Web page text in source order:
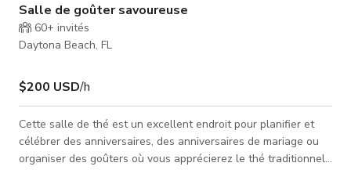
Salle de goûter savoureuse
60+ invités
Daytona Beach, FL
$200 USD/h
Cette salle de thé est un excellent endroit pour planifier et
célébrer des anniversaires, des anniversaires de mariage ou
organiser des goûters où vous apprécierez le thé traditionnel